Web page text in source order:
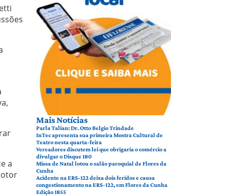
a
Mais Notícias
Parla Talian: Dr. Otto Belgio Trindade
InTec apresenta sua primeira Mostra Cultural de
Teatro nesta quarta-feira
Vereadores discutem lei que obrigaria o comércio a
divulgar o Disque 180
Missa de Natal lotou o salão paroquial de Flores da
Cunha
Acidente na ERS-122 deixa dois feridos e causa
congestionamento na ERS-122, em Flores da Cunha
Edição 1855